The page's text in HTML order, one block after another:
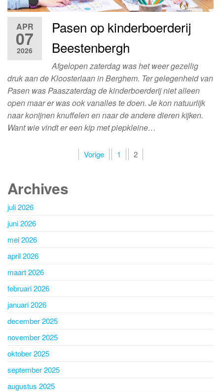
APR
07
2026
Pasen op kinderboerderij
Beestenbergh
Afgelopen zaterdag was het weer gezellig
druk aan de Kloosterlaan in Berghem. Ter gelegenheid van
Pasen was Paaszaterdag de kinderboerderij niet alleen
open maar er was ook vanalles te doen. Je kon natuurlijk
naar konijnen knuffelen en naar de andere dieren kijken.
Want wie vindt er een kip met piepkleine…
Vorige 1 2
Archives
juli 2026
juni 2026
mei 2026
april 2026
maart 2026
februari 2026
januari 2026
december 2025
november 2025
oktober 2025
september 2025
augustus 2025